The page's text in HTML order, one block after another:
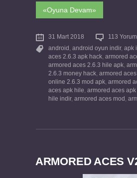
«Oyuna Devam»
31 Mart 2018 113 Yorum
android android oyun indir, apk
aces 2.6.3 apk hack armored
armored aces 2.6.3 hile apk
2.6.3 money hack armored
online 2.6.3 mod apk armored
aces apk hile armored aces apk
hile indir, armored aces mod
ARMORED ACES